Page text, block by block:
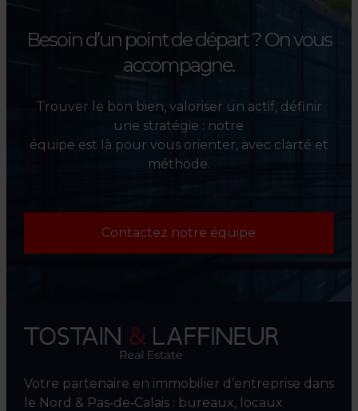
Besoin d’un point de départ ?On vous
accompagne.
Trouver le bon bien, valoriser un actif, définir
une stratégie : notre
équipe est là pour vous orienter, avec clarté et
méthode.
Contactez notre équipe
Votre partenaire en immobilier d’entreprise dans
le Nord & Pas‑de‑Calais : bureaux, locaux